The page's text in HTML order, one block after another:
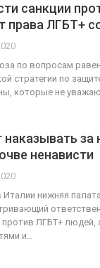
санкции
права ЛГБТ+
по вопросам
стратегии по
которые не
за
ненависти
нижняя
против ЛГБТ+
и…